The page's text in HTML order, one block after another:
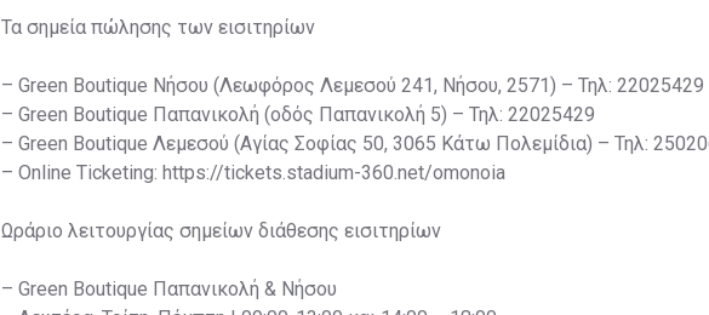
Τα σημεία πώλησης των εισιτηρίων
– Green Boutique Νήσου (Λεωφόρος Λεμεσού 241, Νήσου, 2571) – Τηλ: 22025429
– Green Boutique Παπανικολή (οδός Παπανικολή 5) – Τηλ: 22025429
– Green Boutique Λεμεσού (Αγίας Σοφίας 50, 3065 Κάτω Πολεμίδια) – Τηλ:
– Online Ticketing: https://tickets.stadium-360.net/omonoia
Ωράριο λειτουργίας σημείων διάθεσης εισιτηρίων
– Green Boutique Παπανικολή & Νήσου